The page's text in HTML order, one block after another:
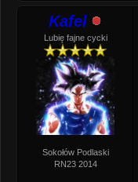
Kafel
Lubię fajne cycki
Sokołów Podlaski
RN23 2014